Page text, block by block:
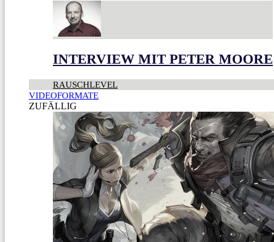
INTERVIEW MIT PETER MOORE
RAUSCHLEVEL
VIDEOFORMATE
ZUFÄLLIG